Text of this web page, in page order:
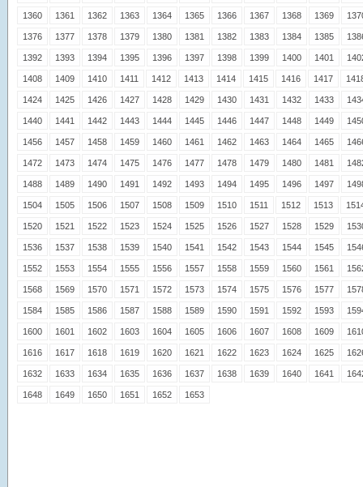
1360 1361 1362 1363 1364 1365 1366 1367 1368 1369
1376 1377 1378 1379 1380 1381 1382 1383 1384 1385
1392 1393 1394 1395 1396 1397 1398 1399 1400 1401
1408 1409 1410 1411 1412 1413 1414 1415 1416 1417
1424 1425 1426 1427 1428 1429 1430 1431 1432 1433
1440 1441 1442 1443 1444 1445 1446 1447 1448 1449
1456 1457 1458 1459 1460 1461 1462 1463 1464 1465
1472 1473 1474 1475 1476 1477 1478 1479 1480 1481
1488 1489 1490 1491 1492 1493 1494 1495 1496 1497
1504 1505 1506 1507 1508 1509 1510 1511 1512 1513
1520 1521 1522 1523 1524 1525 1526 1527 1528 1529
1536 1537 1538 1539 1540 1541 1542 1543 1544 1545
1552 1553 1554 1555 1556 1557 1558 1559 1560 1561
1568 1569 1570 1571 1572 1573 1574 1575 1576 1577
1584 1585 1586 1587 1588 1589 1590 1591 1592 1593
1600 1601 1602 1603 1604 1605 1606 1607 1608 1609
1616 1617 1618 1619 1620 1621 1622 1623 1624 1625
1632 1633 1634 1635 1636 1637 1638 1639 1640 1641
1648 1649 1650 1651 1652 1653